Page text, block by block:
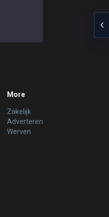
More
Zakelijk
Adverteren
Werven